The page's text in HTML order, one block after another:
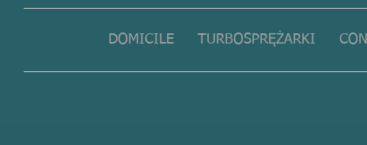
DOMICILE TURBOSPRĘŻARKI